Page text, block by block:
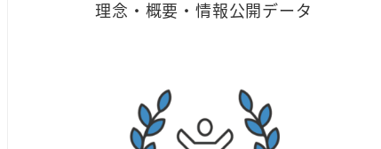
理念・概要・情報公開データ